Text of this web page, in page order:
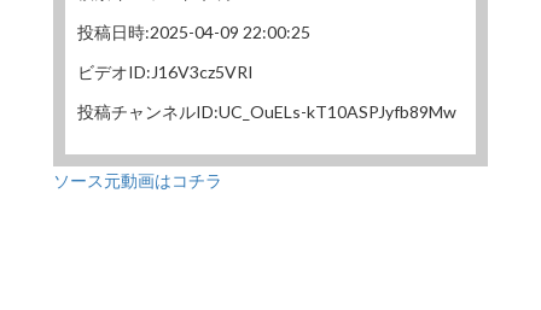
投稿日時:2025-04-09 22:00:25
ビデオID:J16V3cz5VRI
投稿チャンネルID:UC_OuELs-kT10ASPJyfb89Mw
ソース元動画はコチラ